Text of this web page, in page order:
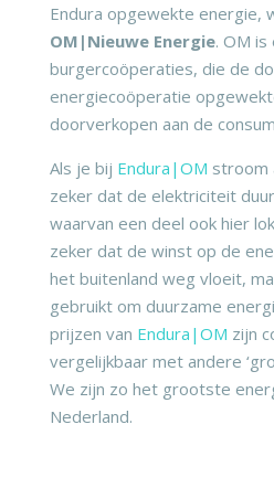
Endura opgewekte energie,
OM|Nieuwe Energie. OM is
burgercoöperaties, die de
energiecoöperatie
doorverkopen aan de
Als je bij Endura|OM stroom
zeker dat de elektriciteit
waarvan een deel ook hier
zeker dat de winst op de
het buitenland weg vloeit,
gebruikt om duurzame
prijzen van Endura|OM zijn
vergelijkbaar met andere
We zijn zo het grootste
Nederland.